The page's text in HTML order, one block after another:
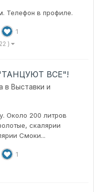
Телефон в профиле.
1
)
ВСЕ"!
в Выставки и
Около 200 литров
скалярии
Смоки...
1